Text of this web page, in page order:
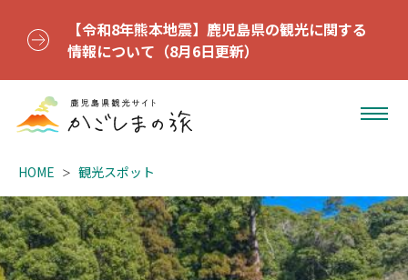
【令和8年熊本地震】鹿児島県の観光に関する
情報について（8月6日更新）
HOME 観光スポット